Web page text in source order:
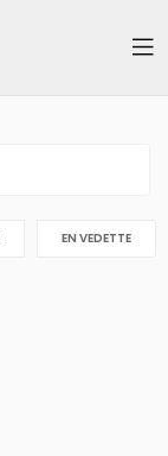
EN VEDETTE